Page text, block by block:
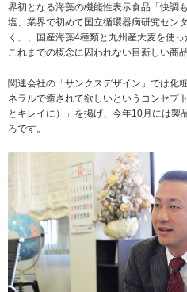
界初となる海藻の機能性表示食品「快調
塩、業界で初めて国立循環器病研究セン
く」、国産海藻4種類と九州産大麦を使
これまでの概念に囚われない目新しい商
関連会社の「サンクスデザイン」では化
ネラルで癒されて欲しいというコンセプ
とキレイに）」を掲げ、今年10月には製
ろです。